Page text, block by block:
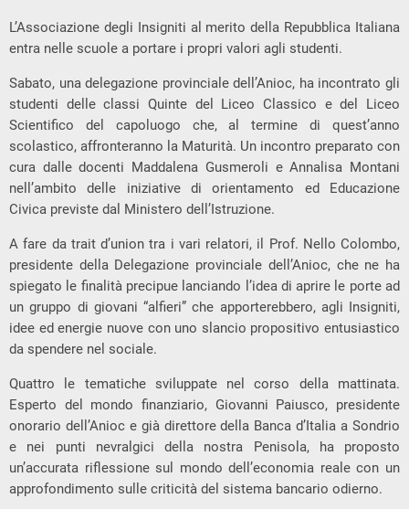
L’Associazione degli Insigniti al merito della Repubblica Italiana
entra nelle scuole a portare i propri valori agli studenti.
Sabato, una delegazione provinciale dell’Anioc, ha incontrato gli
studenti delle classi Quinte del Liceo Classico e del Liceo
Scientifico del capoluogo che, al termine di quest’anno
scolastico, affronteranno la Maturità. Un incontro preparato con
cura dalle docenti Maddalena Gusmeroli e Annalisa Montani
nell’ambito delle iniziative di orientamento ed Educazione
Civica previste dal Ministero dell’Istruzione.
A fare da trait d’union tra i vari relatori, il Prof. Nello Colombo,
presidente della Delegazione provinciale dell’Anioc, che ne ha
spiegato le finalità precipue lanciando l’idea di aprire le porte ad
un gruppo di giovani “alfieri” che apporterebbero, agli Insigniti,
idee ed energie nuove con uno slancio propositivo entusiastico
da spendere nel sociale.
Quattro le tematiche sviluppate nel corso della mattinata.
Esperto del mondo finanziario, Giovanni Paiusco, presidente
onorario dell’Anioc e già direttore della Banca d’Italia a Sondrio
e nei punti nevralgici della nostra Penisola, ha proposto
un’accurata riflessione sul mondo dell’economia reale con un
approfondimento sulle criticità del sistema bancario odierno.